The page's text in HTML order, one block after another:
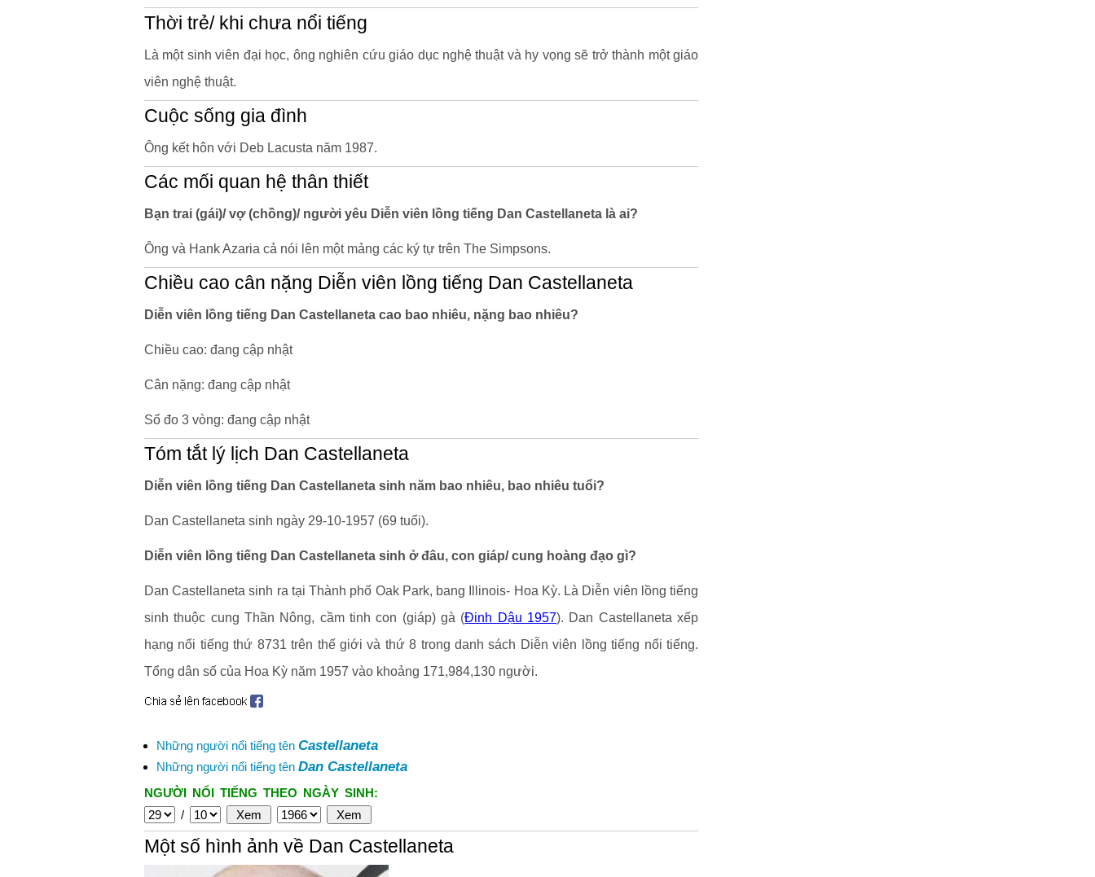
Thời trẻ/ khi chưa nổi tiếng
Là một sinh viên đại học, ông nghiên cứu giáo dục nghệ thuật và hy vọng sẽ trở thành một giáo
viên nghệ thuật.
Cuộc sống gia đình
Ông kết hôn với Deb Lacusta năm 1987.
Các mối quan hệ thân thiết
Bạn trai (gái)/ vợ (chồng)/ người yêu Diễn viên lồng tiếng Dan Castellaneta là ai?
Ông và Hank Azaria cả nói lên một mảng các ký tự trên The Simpsons.
Chiều cao cân nặng Diễn viên lồng tiếng Dan Castellaneta
Diễn viên lồng tiếng Dan Castellaneta cao bao nhiêu, nặng bao nhiêu?
Chiều cao: đang cập nhật
Cân nặng: đang cập nhật
Số đo 3 vòng: đang cập nhật
Tóm tắt lý lịch Dan Castellaneta
Diễn viên lồng tiếng Dan Castellaneta sinh năm bao nhiêu, bao nhiêu tuổi?
Dan Castellaneta sinh ngày 29-10-1957 (69 tuổi).
Diễn viên lồng tiếng Dan Castellaneta sinh ở đâu, con giáp/ cung hoàng đạo gì?
Dan Castellaneta sinh ra tại Thành phố Oak Park, bang Illinois- Hoa Kỳ. Là Diễn viên lồng tiếng
sinh thuộc cung Thần Nông, cầm tinh con (giáp) gà (Đinh Dậu 1957). Dan Castellaneta xếp
hạng nổi tiếng thứ 8731 trên thế giới và thứ 8 trong danh sách Diễn viên lồng tiếng nổi tiếng.
Tổng dân số của Hoa Kỳ năm 1957 vào khoảng 171,984,130 người.
Những người nổi tiếng tên Castellaneta
Những người nổi tiếng tên Dan Castellaneta
NGƯỜI NỔI TIẾNG THEO NGÀY SINH:
/
Một số hình ảnh về Dan Castellaneta